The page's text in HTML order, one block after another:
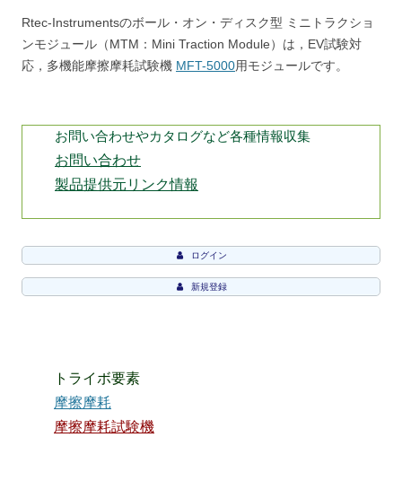
Rtec-Instrumentsのボール・オン・ディスク型 ミニトラクショ
ンモジュール（MTM：Mini Traction Module）は，EV試験対
応，多機能摩擦摩耗試験機 MFT-5000用モジュールです。
お問い合わせやカタログなど各種情報収集
お問い合わせ
製品提供元リンク情報
ログイン
新規登録
トライボ要素
摩擦摩耗
摩擦摩耗試験機